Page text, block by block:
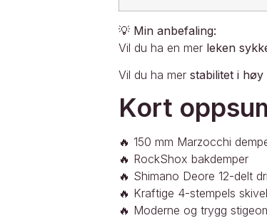
💡 Min anbefaling:
Vil du ha en mer leken
Vil du ha mer stabilitet i
Kort
🔥 150 mm Marzocchi
🔥 RockShox bakdemper
🔥 Shimano Deore 12-delt
🔥 Kraftige 4-stempels
🔥 Moderne og trygg